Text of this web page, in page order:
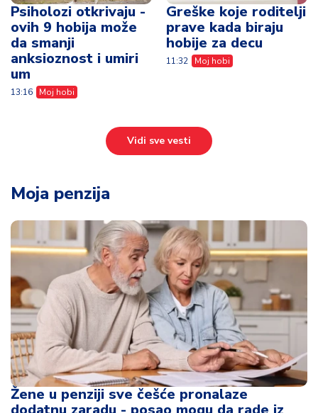
Vidi sve vesti
Moja penzija
Žene u penziji sve češće pronalaze
dodatnu zaradu - posao mogu da rade iz
svog doma
13:30 Moja penzija